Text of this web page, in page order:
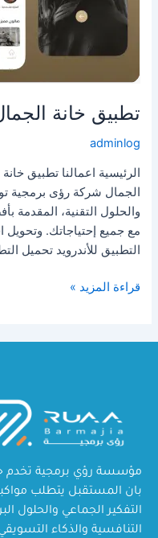
تطبيق خانة الجمال
adminlog
الرئيسية اعمالنا تطبيق
الجمال شركة رؤى برمجية
والحلول التقنية،
مع جميع إحتياجاتك.
التطبيق للأندرويد تحميل
قراءة المزيد »
مؤسسة رؤي برمجية تخدم
بان المستقبل يتطلب مواكبة
التفكير الجماعي والحلول
التنافسية والذكاء